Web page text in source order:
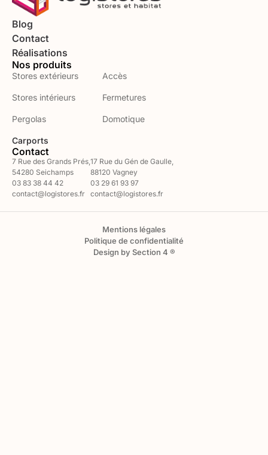
Blog
Contact
Réalisations
Nos produits
Stores extérieurs
Stores intérieurs
Pergolas
Carports
Accès
Fermetures
Domotique
Contact
7 Rue des Grands Prés,
54280 Seichamps
03 83 38 44 42
contact@logistores.fr
17 Rue du Gén de Gaulle,
88120 Vagney
03 29 61 93 97
contact@logistores.fr
Mentions légales
Politique de confidentialité
Design by Section 4 ®